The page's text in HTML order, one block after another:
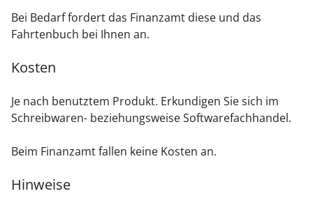
Bei Bedarf fordert das Finanzamt diese und das
Fahrtenbuch bei Ihnen an.
Kosten
Je nach benutztem Produkt. Erkundigen Sie sich im
Schreibwaren- beziehungsweise Softwarefachhandel.
Beim Finanzamt fallen keine Kosten an.
Hinweise